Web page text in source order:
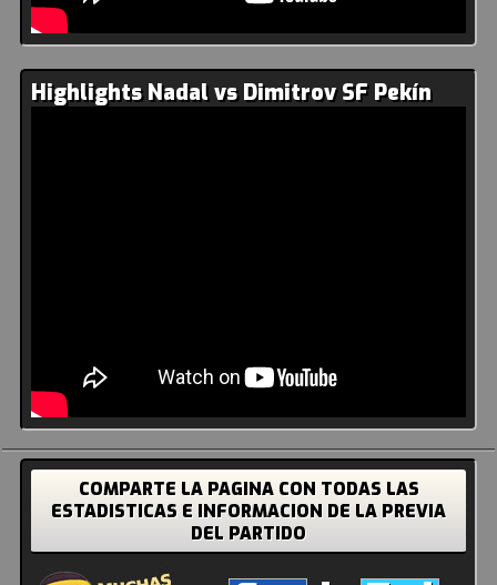
Highlights Nadal vs Dimitrov SF Pekín
COMPARTE LA PAGINA CON TODAS LAS
ESTADISTICAS E INFORMACION DE LA PREVIA
DEL PARTIDO